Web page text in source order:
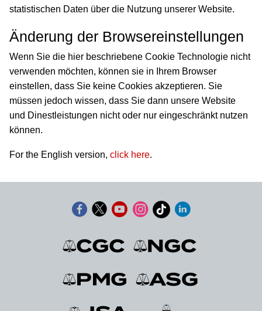
statistischen Daten über die Nutzung unserer Website.
Änderung der Browsereinstellungen
Wenn Sie die hier beschriebene Cookie Technologie nicht
verwenden möchten, können sie in Ihrem Browser
einstellen, dass Sie keine Cookies akzeptieren. Sie
müssen jedoch wissen, dass Sie dann unsere Website
und Dinestleistungen nicht oder nur eingeschränkt nutzen
können.
For the English version, click here.